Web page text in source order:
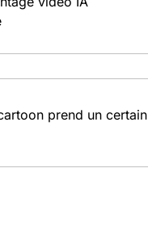
montage vidéo
vidéos en dessins
Animé IA et Effet IA
ambiance.
animé votre propre